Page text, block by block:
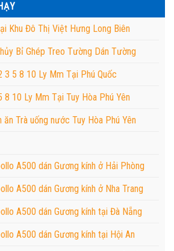
Khu Đô Thị Việt Hưng Long Biên
Bỉ Ghép Treo Tường Dán Tường
3 5 8 10 Ly Mm Tại Phú Quốc
10 Ly Mm Tại Tuy Hòa Phú Yên
Trà uống nước Tuy Hòa Phú Yên
A500 dán Gương kính ở Hải Phòng
A500 dán Gương kính ở Nha Trang
A500 dán Gương kính tại Đà Nẵng
A500 dán Gương kính tại Hội An